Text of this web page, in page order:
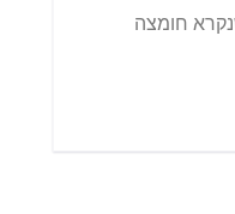
חומצה